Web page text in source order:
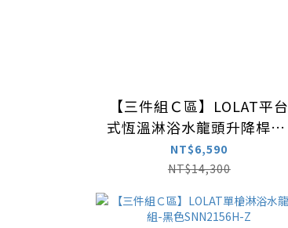
【三件組Ｃ區】LOLAT平台
式恆溫淋浴水龍頭升降桿組-
鉻白色STX2592H
NT$6,590
NT$14,300